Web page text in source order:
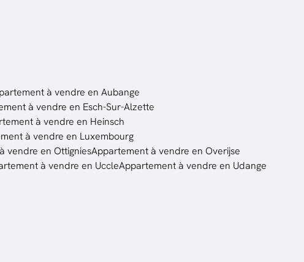
à vendre en Aubange
à vendre en Esch-Sur-Alzette
à vendre en Heinsch
à vendre en Luxembourg
vendre en OttigniesAppartement à vendre en Overijse
à vendre en UccleAppartement à vendre en Udange